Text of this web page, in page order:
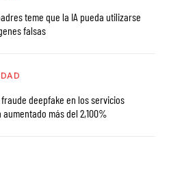
teme que la IA pueda utilizarse
falsas
deepfake en los servicios
más del 2,100%